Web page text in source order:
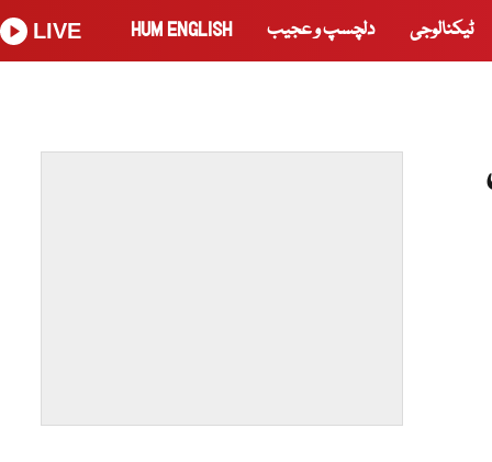
ٹیکنالوجی دلچسپ و عجیب HUM ENGLISH
LIVE